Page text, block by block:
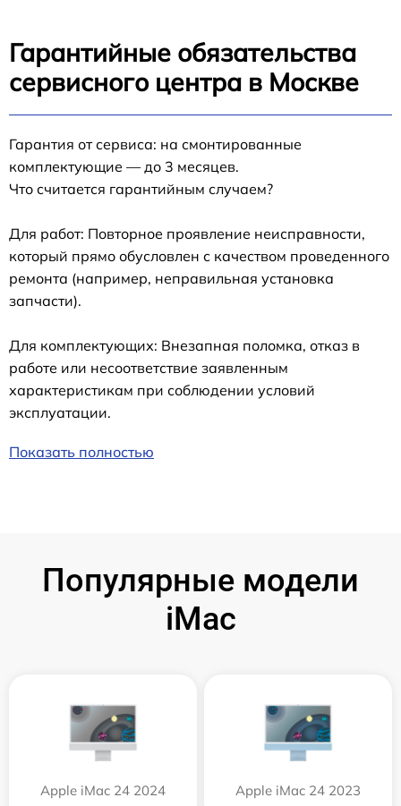
Гарантийные обязательства
сервисного центра в Москве
Гарантия от сервиса: на смонтированные
комплектующие — до 3 месяцев.
Что считается гарантийным случаем?
Для работ: Повторное проявление неисправности,
который прямо обусловлен с качеством проведенного
ремонта (например, неправильная установка
запчасти).
Для комплектующих: Внезапная поломка, отказ в
работе или несоответствие заявленным
характеристикам при соблюдении условий
эксплуатации.
Показать полностью
Популярные модели
iMac
Apple iMac 24 2024 Apple iMac 24 2023